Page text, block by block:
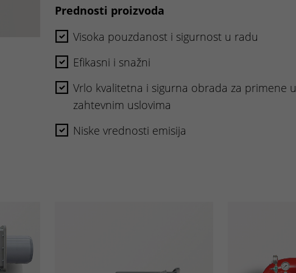
Prednosti proizvoda
Visoka pouzdanost i sigurnost u radu
Efikasni i snažni
Vrlo kvalitetna i sigurna obrada za primene u
zahtevnim uslovima
Niske vrednosti emisija